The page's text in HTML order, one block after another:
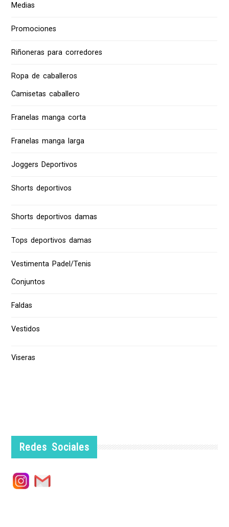
Medias
Promociones
Riñoneras para corredores
Ropa de caballeros
Camisetas caballero
Franelas manga corta
Franelas manga larga
Joggers Deportivos
Shorts deportivos
Shorts deportivos damas
Tops deportivos damas
Vestimenta Padel/Tenis
Conjuntos
Faldas
Vestidos
Viseras
Redes Sociales